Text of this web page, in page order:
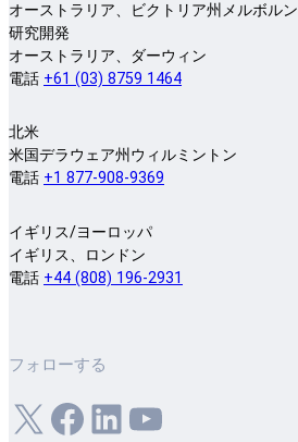
オーストラリア、ビクトリア州メルボルン
研究開発
オーストラリア、ダーウィン
電話 +61 (03) 8759 1464
北米
米国デラウェア州ウィルミントン
電話 +1 877-908-9369
イギリス/ヨーロッパ
イギリス、ロンドン
電話 +44 (808) 196-2931
フォローする
X フェイスブックLinkedIn ユーチューブ